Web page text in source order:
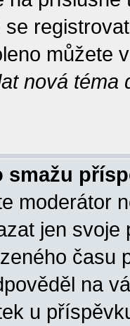
můžete
nová téma
smažu
moderátor
jen
na
u